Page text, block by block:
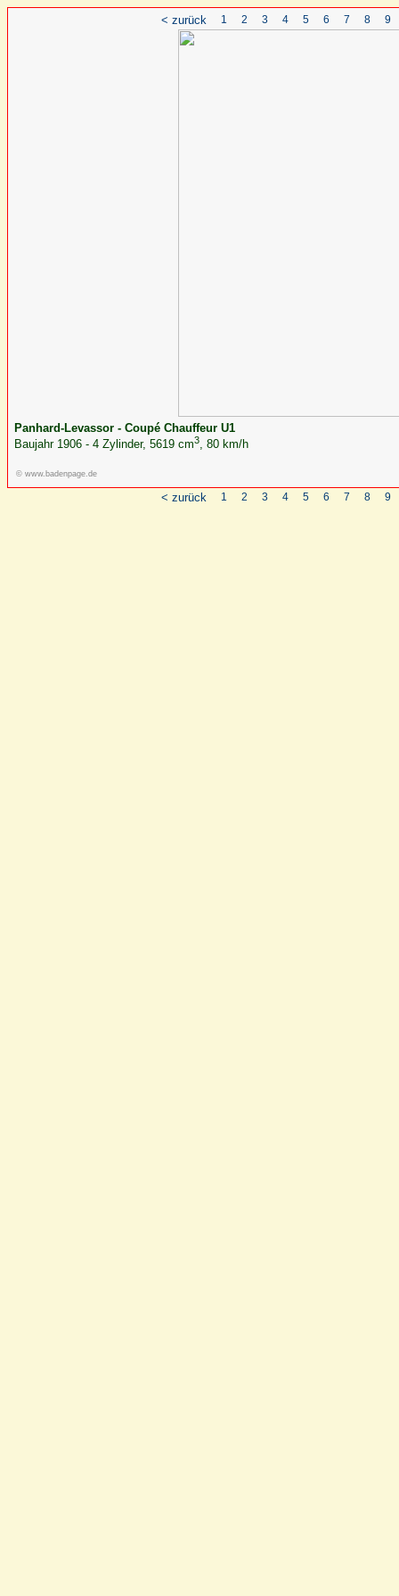
< zurück 1 2 3 4 5 6 7 8 9
Panhard-Levassor - Coupé Chauffeur U1
Baujahr 1906 - 4 Zylinder, 5619 cm3, 80 km/h
© www.badenpage.de
< zurück 1 2 3 4 5 6 7 8 9